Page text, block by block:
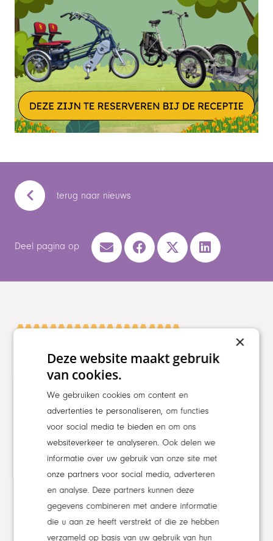
terug naar nieuws
Deel pagina op
Gerelateerd
NIEUWS
×
Deze website maakt gebruik
van cookies.
We gebruiken cookies om content en
advertenties te personaliseren, om functies
voor social media te bieden en om ons
websiteverkeer te analyseren. Ook delen we
informatie over uw gebruik van onze site met
onze partners voor social media, adverteren
en analyse. Deze partners kunnen deze
gegevens combineren met andere informatie
die u aan ze heeft verstrekt of die ze hebben
verzameld op basis van uw gebruik van hun